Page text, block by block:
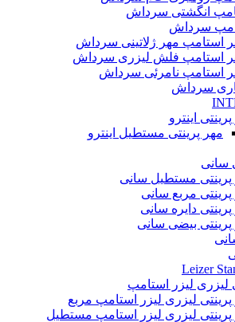
انگشتی سرداش
سرداش
استامپ مهر ژلاتینی سرداش
استامپ فلش لیزری سرداش
استامپ نامرئی سرداش
سرداش
اینترو
مهر پرینتی مستطیل اینترو
سانی
پرینتی مستطیل سانی
مربع سانی
دایره سانی
پرینتی بیضی سانی
لیزری لیزر استامپ
لیزری لیزر استامپ مربع
پرینتی لیزری لیزر استامپ مستطیل